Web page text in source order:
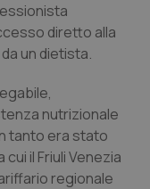
diretto alla
un dietista.
nutrizionale
tanto era stato
il Friuli Venezia
regionale